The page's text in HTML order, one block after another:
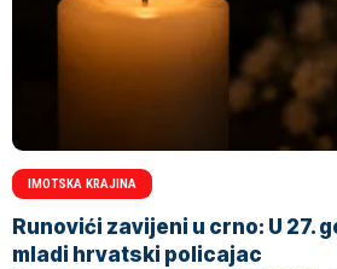
IMOTSKA KRAJINA
Runovići zavijeni u crno: U 27.
mladi hrvatski policajac